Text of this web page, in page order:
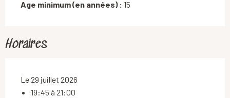
Age minimum (en années) : 15
Horaires
Le 29 juillet 2026
19:45 à 21:00